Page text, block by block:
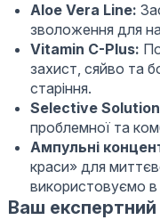
Aloe Vera Line:
зволоження для
Vitamin C-Plus:
захист, сяйво та
старіння.
Selective
проблемної та
Ампульні
краси» для
використовуємо в
Ваш